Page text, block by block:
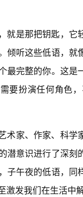
就是那把钥匙，
倾听这些低语，
最完整的你。这
要扮演任何角色
术家、作家、科学
潜意识进行了深
子午夜的低语，
激发我们在生活中